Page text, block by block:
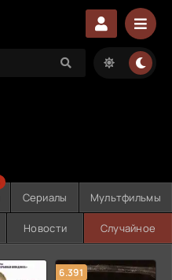
Сериалы Мультфильмы
Новости Случайное
6.391